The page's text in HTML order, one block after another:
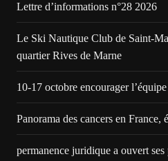
Lettre d’informations n°28 2026
Le Ski Nautique Club de Saint-
quartier Rives de Marne
10-17 octobre encourager
Panorama des cancers en France,
permanence juridique a ouvert